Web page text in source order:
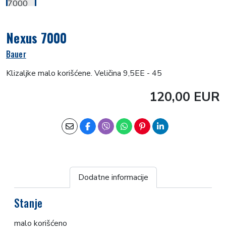
Nexus 7000
Bauer
Klizaljke malo korišćene. Veličina 9,5EE - 45
120,00 EUR
Dodatne informacije
Stanje
malo korišćeno